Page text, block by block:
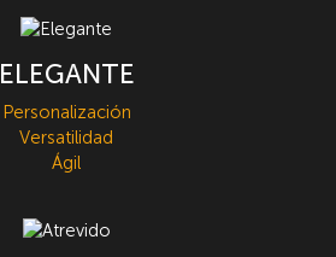
ELEGANTE
Personalización
Versatilidad
Ágil